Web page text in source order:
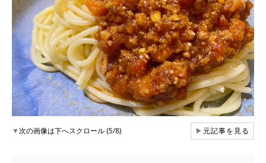
▼次の画像は下へスクロール (5/8) ▶元記事を見る